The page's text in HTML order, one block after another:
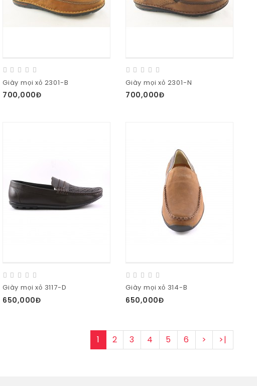
Giày mọi xỏ 2301-B
700,000Đ
Giày mọi xỏ 2301-N
700,000Đ
Giày mọi xỏ 3117-D
650,000Đ
Giày mọi xỏ 314-B
650,000Đ
1 2 3 4 5 6 > >|